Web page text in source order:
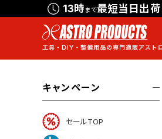
13時まで最短当日出荷
キャンペーン
セールTOP